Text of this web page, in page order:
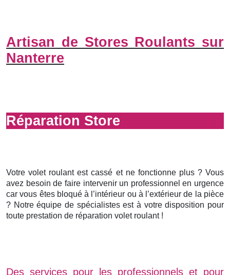
Artisan de Stores Roulants sur
Nanterre
Réparation Store
Votre volet roulant est cassé et ne fonctionne plus ? Vous
avez besoin de faire intervenir un professionnel en urgence
car vous êtes bloqué à l’intérieur ou à l’extérieur de la pièce
? Notre équipe de spécialistes est à votre disposition pour
toute prestation de réparation volet roulant !
Des services pour les professionnels et pour